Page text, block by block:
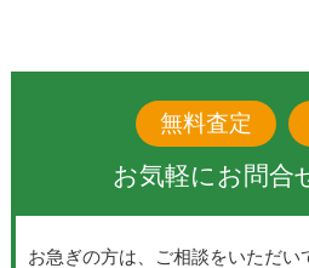
無料査定
お気軽にお問合
お急ぎの方は、ご相談をいただい